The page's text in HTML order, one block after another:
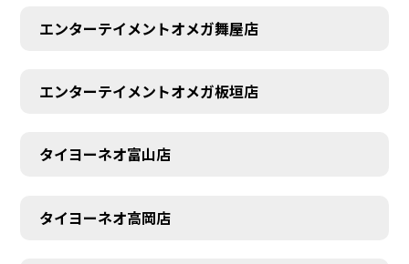
エンターテイメントオメガ舞屋店
エンターテイメントオメガ板垣店
タイヨーネオ富山店
タイヨーネオ高岡店